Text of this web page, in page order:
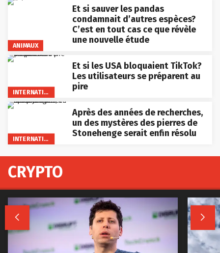
ANIMAUX
Et si sauver les pandas
condamnait d’autres espèces?
C’est en tout cas ce que révèle
une nouvelle étude
INTERNATIONAL
Et si les USA bloquaient TikTok?
Les utilisateurs se préparent au
pire
INTERNATIONAL
Après des années de recherches,
un des mystères des pierres de
Stonehenge serait enfin résolu
CRYPTO
 